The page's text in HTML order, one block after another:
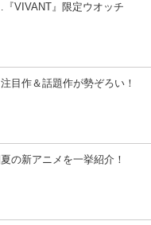
VIVANT』限定ウオッチ
目作＆話題作が勢ぞろい！
の新アニメを一挙紹介！